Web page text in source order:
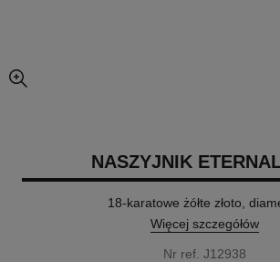
powiększony widok zdjęcia
NASZYJNIK
18-karatowe żółte złoto,
Więcej szczegółów
Nr ref. J12938